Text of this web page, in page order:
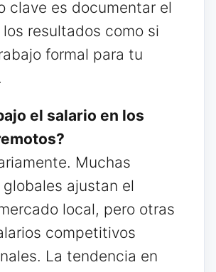
clave es documentar el
resultados como si
formal para tu
el salario en los
Muchas
ajustan el
local, pero otras
competitivos
La tendencia en